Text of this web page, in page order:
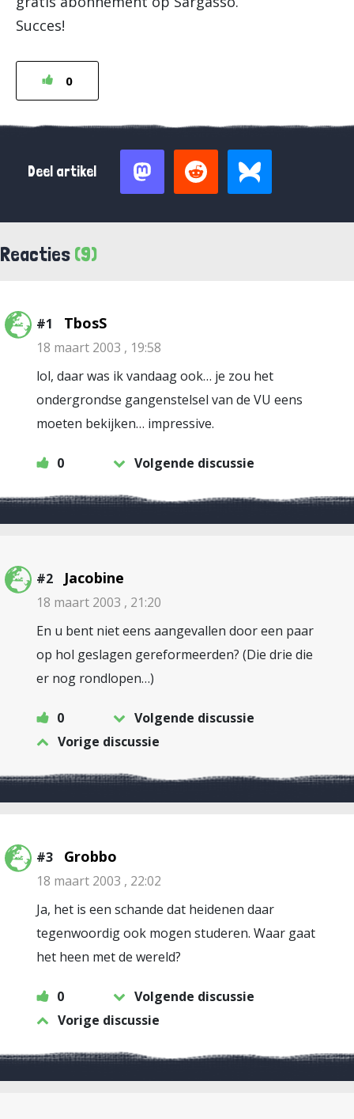
Succes!
0
Deel artikel
Reacties (9)
#1 TbosS
18 maart 2003 , 19:58
lol, daar was ik vandaag ook… je zou het
ondergrondse gangenstelsel van de VU eens
moeten bekijken… impressive.
0 Volgende discussie
#2 Jacobine
18 maart 2003 , 21:20
En u bent niet eens aangevallen door een paar
op hol geslagen gereformeerden? (Die drie die
er nog rondlopen…)
0
Volgende discussie
Vorige discussie
#3 Grobbo
18 maart 2003 , 22:02
Ja, het is een schande dat heidenen daar
tegenwoordig ook mogen studeren. Waar gaat
het heen met de wereld?
0
Volgende discussie
Vorige discussie